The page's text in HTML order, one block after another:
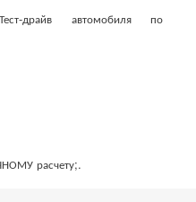
драйв автомобиля по
расчету;.